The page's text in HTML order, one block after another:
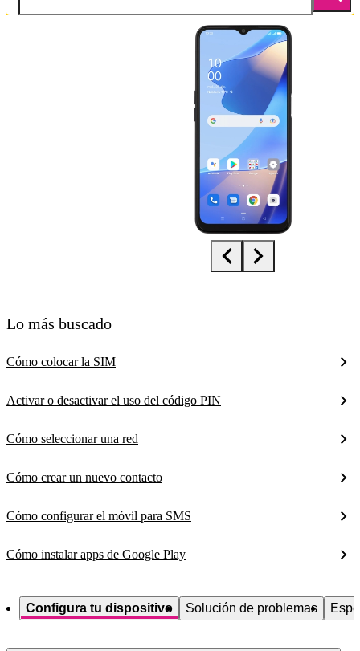
Lo más buscado
Cómo colocar la SIM
Activar o desactivar el uso del código PIN
Cómo seleccionar una red
Cómo crear un nuevo contacto
Cómo configurar el móvil para SMS
Cómo instalar apps de Google Play
Configura tu dispositivo Solución de problemas